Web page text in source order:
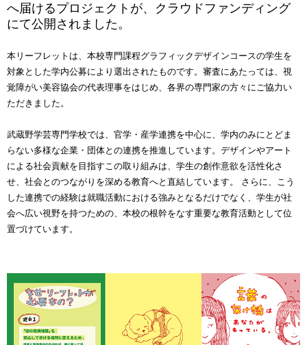
へ届けるプロジェクトが、クラウドファンディング
にて公開されました。
本リーフレットは、本校専門課程グラフィックデザインコースの学生を
対象とした学内公募により選出されたものです。審査にあたっては、視
覚障がい美容協会の代表理事をはじめ、各界の専門家の方々にご協力い
ただきました。
武蔵野学芸専門学校では、官学・産学連携を中心に、学内のみにとどま
らない多様な企業・団体との連携を推進しています。デザインやアート
による社会貢献を目指すこの取り組みは、学生の創作意欲を活性化さ
せ、社会とのつながりを深める教育へと直結しています。 さらに、こう
した連携での経験は就職活動における強みとなるだけでなく、学生が社
会へ広い視野を持つための、本校の根幹をなす重要な教育活動として位
置づけています。